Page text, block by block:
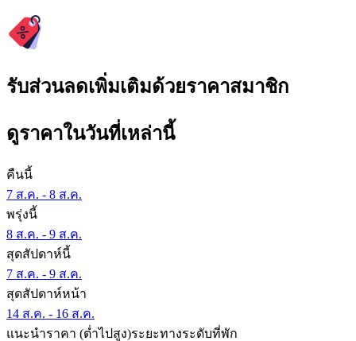
รับส่วนลดเพิ่มเติมด้วยราคาสมาชิก
ดูราคาในวันที่เหล่านี้
คืนนี้
7 ส.ค. - 8 ส.ค.
พรุ่งนี้
8 ส.ค. - 9 ส.ค.
สุดสัปดาห์นี้
7 ส.ค. - 9 ส.ค.
สุดสัปดาห์หน้า
14 ส.ค. - 16 ส.ค.
แนะนำราคา (ต่ำไปสูง)ระยะทางระดับที่พัก